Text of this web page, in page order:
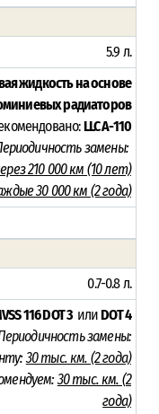
5.9 л.
жидкость на основе
радиаторов
LLC A-110
замены:
210 000 км (10 лет)
30 000 км (2 года)
0.7-0.8 л.
116 DOT 3 илиDOT 4
замены:
30 тыс. км. (2 года)
30 тыс. км. (2
года)